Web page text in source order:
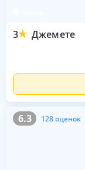
3 Джемете
6.3 128 оценок
6.3 128 оценок